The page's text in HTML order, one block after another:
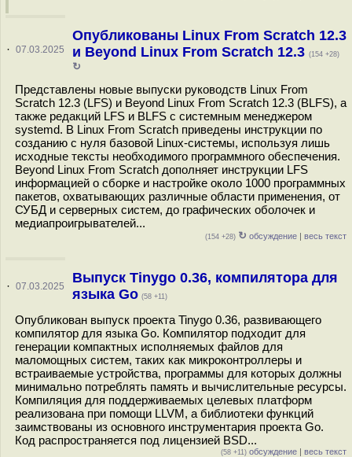
· 07.03.2025
Опубликованы Linux From Scratch 12.3
и Beyond Linux From Scratch 12.3 (154 +28)
↻
Представлены новые выпуски руководств Linux From
Scratch 12.3 (LFS) и Beyond Linux From Scratch 12.3 (BLFS), а
также редакций LFS и BLFS с системным менеджером
systemd. В Linux From Scratch приведены инструкции по
созданию с нуля базовой Linux-системы, используя лишь
исходные тексты необходимого программного обеспечения.
Beyond Linux From Scratch дополняет инструкции LFS
информацией о сборке и настройке около 1000 программных
пакетов, охватывающих различные области применения, от
СУБД и серверных систем, до графических оболочек и
медиапроигрывателей...
(154 +28) ↻ обсуждение | весь текст
· 07.03.2025
Выпуск Tinygo 0.36, компилятора для
языка Go (58 +11)
Опубликован выпуск проекта Tinygo 0.36, развивающего
компилятор для языка Go. Компилятор подходит для
генерации компактных исполняемых файлов для
маломощных систем, таких как микроконтроллеры и
встраиваемые устройства, программы для которых должны
минимально потреблять память и вычислительные ресурсы.
Компиляция для поддерживаемых целевых платформ
реализована при помощи LLVM, а библиотеки функций
заимствованы из основного инструментария проекта Go.
Код распространяется под лицензией BSD...
(58 +11) обсуждение | весь текст